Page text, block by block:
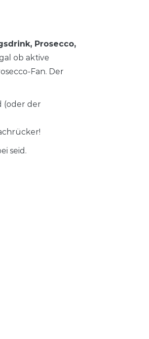
Prosecco,
ob aktive
Fan. Der
(oder der
seid.